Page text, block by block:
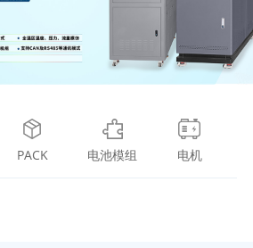
PACK 电池模组 电机